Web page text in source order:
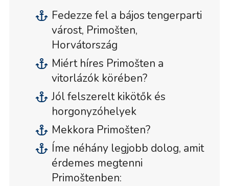
Fedezze fel a bájos tengerparti
várost, Primošten,
Horvátország
Miért híres Primošten a
vitorlázók körében?
Jól felszerelt kikötők és
horgonyzóhelyek
Mekkora Primošten?
Íme néhány legjobb dolog, amit
érdemes megtenni
Primoštenben: